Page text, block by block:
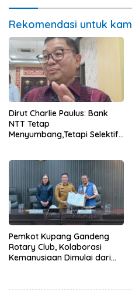
Rekomendasi untuk
Dirut Charlie Paulus: Bank
NTT Tetap
Menyumbang,Tetapi Selektif
Pemkot Kupang Gandeng
Rotary Club, Kolaborasi
Kemanusiaan Dimulai dari